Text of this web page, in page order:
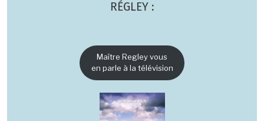
RÉGLEY :
Maître Regley vous
en parle à la télévision